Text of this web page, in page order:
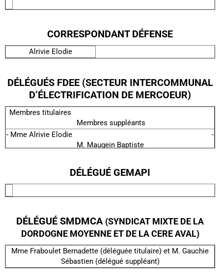
CORRESPONDANT DÉFENSE
Alrivie Elodie
DÉLÉGUÉS FDEE (SECTEUR INTERCOMMUNAL
D’ÉLECTRIFICATION DE MERCOEUR)
Membres titulaires
Membres suppléants
- Mme Alrivie Elodie -
M. Maugein Baptiste
M. Chauvac Lucas
DÉLÉGUÉ GEMAPI
DÉLÉGUÉ SMDMCA (SYNDICAT MIXTE DE LA
DORDOGNE MOYENNE ET DE LA CERE AVAL)
Mme Fraboulet Bernadette (déléguée titulaire) et M. Gauchie
Sébastien (délégué suppléant)